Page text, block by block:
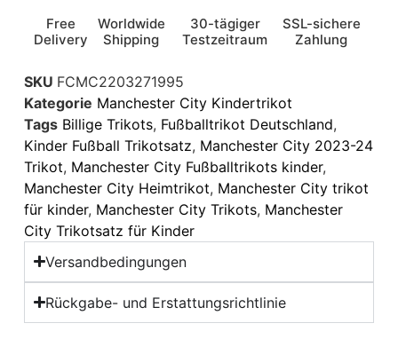
Free
Delivery
Worldwide
Shipping
30-tägiger
Testzeitraum
SSL-sichere
Zahlung
SKU FCMC2203271995
Kategorie Manchester City Kindertrikot
Tags Billige Trikots, Fußballtrikot Deutschland,
Kinder Fußball Trikotsatz, Manchester City 2023-24
Trikot, Manchester City Fußballtrikots kinder,
Manchester City Heimtrikot, Manchester City trikot
für kinder, Manchester City Trikots, Manchester
City Trikotsatz für Kinder
Versandbedingungen
Rückgabe- und Erstattungsrichtlinie